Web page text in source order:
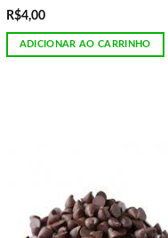
R$4,00
ADICIONAR AO CARRINHO